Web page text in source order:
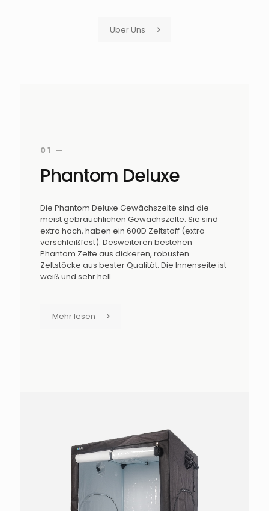
Über Uns
01 —
Phantom Deluxe
Die Phantom Deluxe Gewächszelte sind die
meist gebräuchlichen Gewächszelte. Sie sind
extra hoch, haben ein 600D Zeltstoff (extra
verschleißfest). Desweiteren bestehen
Phantom Zelte aus dickeren, robusten
Zeltstöcke aus bester Qualität. Die Innenseite ist
weiß und sehr hell.
Mehr lesen